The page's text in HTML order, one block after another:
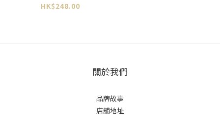
HK$248.00
關於我們
品牌故事
店舖地址